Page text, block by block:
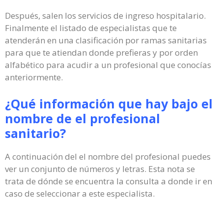
Después, salen los servicios de ingreso hospitalario.
Finalmente el listado de especialistas que te
atenderán en una clasificación por ramas sanitarias
para que te atiendan donde prefieras y por orden
alfabético para acudir a un profesional que conocías
anteriormente.
¿Qué información que hay bajo el
nombre de el profesional
sanitario?
A continuación del el nombre del profesional puedes
ver un conjunto de números y letras. Esta nota se
trata de dónde se encuentra la consulta a donde ir en
caso de seleccionar a este especialista.